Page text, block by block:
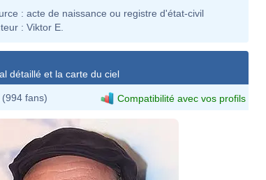
: acte de naissance ou registre d'état-civil
: Viktor E.
détaillé et la carte du ciel
(994 fans) Compatibilité avec vos profils